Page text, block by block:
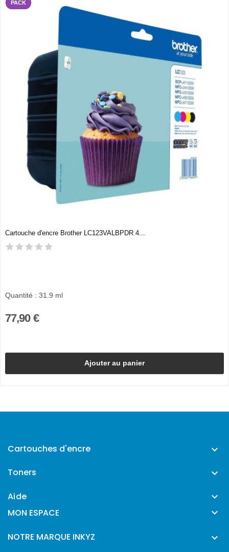
PACK
Cartouche d'encre Brother LC123VALBPDR 4...
Quantité : 31.9 ml
77,90 €
Ajouter au panier
Cartouches d'encre 
Toners 
Aide 
MON ESPACE 
NOTRE MARQUE INKYZ 